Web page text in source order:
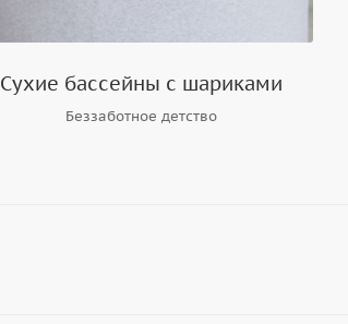
Сухие бассейны с шариками
Беззаботное детство